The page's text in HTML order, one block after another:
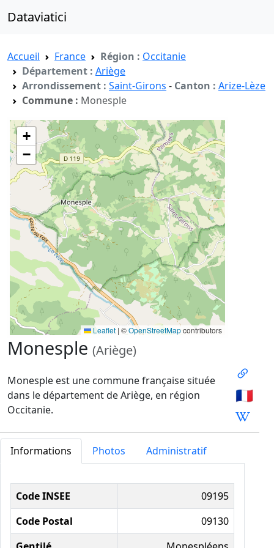
Dataviatici
Accueil France Région : Occitanie
Département : Ariège
Arrondissement : Saint-Girons - Canton : Arize-Lèze
Commune : Monesple
+
−
Leaflet | ©OpenStreetMapcontributors
Monesple (Ariège)
Monesple est une commune française située
dans le département de Ariège, en région
Occitanie.
🇫🇷
Informations Photos Administratif
Informations administratives
Code INSEE
09195
Code Postal
09130